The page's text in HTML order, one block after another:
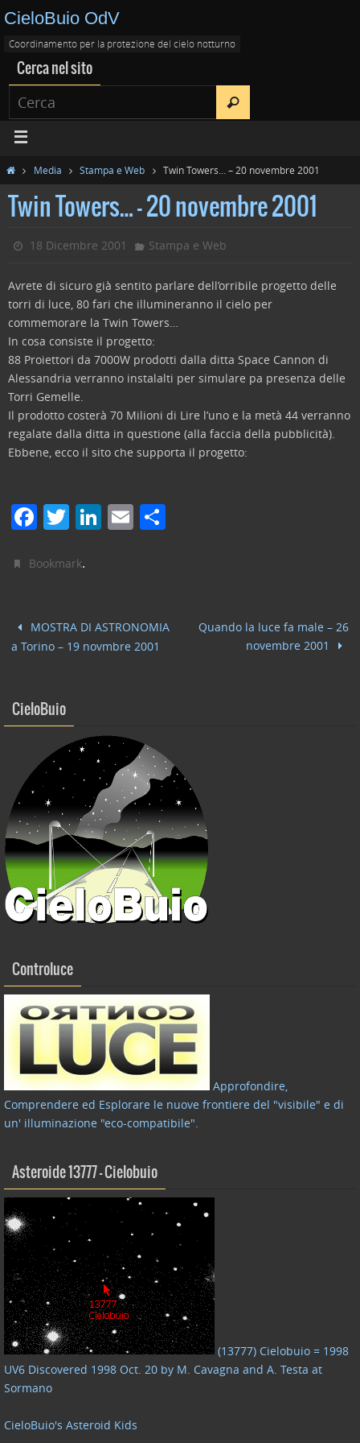
CieloBuio OdV
Coordinamento per la protezione del cielo notturno
Cerca nel sito
Media Stampa e Web Twin Towers… – 20 novembre 2001
Twin Towers… – 20 novembre 2001
18 Dicembre 2001 Stampa e Web
Avrete di sicuro già sentito parlare dell’orribile progetto delle
torri di luce, 80 fari che illumineranno il cielo per
commemorare la Twin Towers…
In cosa consiste il progetto:
88 Proiettori da 7000W prodotti dalla ditta Space Cannon di
Alessandria verranno instalalti per simulare pa presenza delle
Torri Gemelle.
Il prodotto costerà 70 Milioni di Lire l’uno e la metà 44 verranno
regalate dalla ditta in questione (alla faccia della pubblicità).
Ebbene, ecco il sito che supporta il progetto:
F
c
b
o
k
T
itt
Li
dI
n
E
vi
Bookmark.
MOSTRA DI ASTRONOMIA
a Torino – 19 novmbre 2001
Quando la luce fa male – 26
novembre 2001
CieloBuio
Controluce
Approfondire,
Comprendere ed Esplorare le nuove frontiere del "visibile" e di
un' illuminazione "eco-compatibile".
Asteroide 13777 – Cielobuio
(13777) Cielobuio = 1998
UV6 Discovered 1998 Oct. 20 by M. Cavagna and A. Testa at
Sormano
CieloBuio's Asteroid Kids